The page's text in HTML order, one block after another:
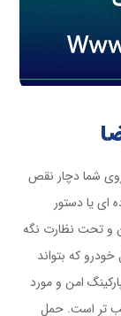
شما دچار نقص
یا دستور
و تحت نظارت نگه
که بتواند
امن و مورد
تر است. حمل